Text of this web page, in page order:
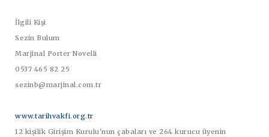
İlgili Kişi
Sezin Bulum
Marjinal Porter Novelli
0537 465 82 25
sezinb@marjinal.com.tr
www.tarihvakfi.org.tr
12 kişilik Girişim Kurulu'nun çabaları ve 264 kurucu üyenin